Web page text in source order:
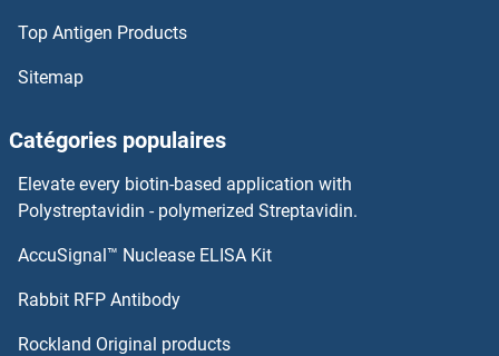
ZBTB44 Protéines
ZBTB42 Protéines
ZBTB39 Protéines
ZBTB33 Protéines
ZC3HAV1 Protéines
Top Antigen Products
Sitemap
Catégories populaires
Elevate every biotin-based application with
Polystreptavidin - polymerized Streptavidin.
AccuSignal™ Nuclease ELISA Kit
Rabbit RFP Antibody
Rockland Original products